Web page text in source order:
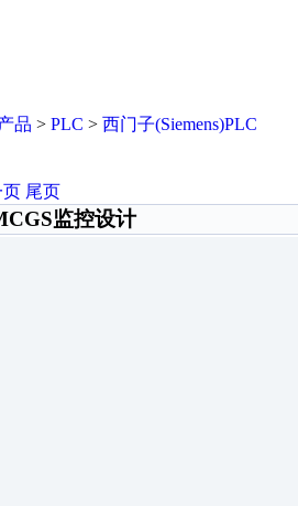
品 > PLC > 西门子(Siemens)PLC
页 尾页
监控设计